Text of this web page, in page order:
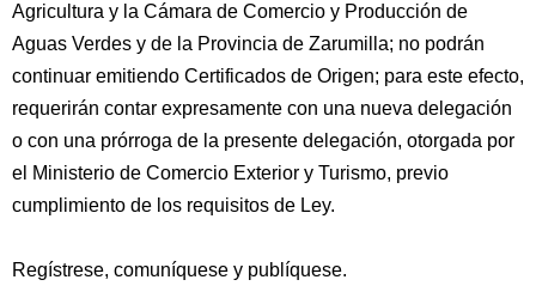
Agricultura y la Cámara de Comercio y Producción de
Aguas Verdes y de la Provincia de Zarumilla; no podrán
continuar emitiendo Certificados de Origen; para este efecto,
requerirán contar expresamente con una nueva delegación
o con una prórroga de la presente delegación, otorgada por
el Ministerio de Comercio Exterior y Turismo, previo
cumplimiento de los requisitos de Ley.
Regístrese, comuníquese y publíquese.